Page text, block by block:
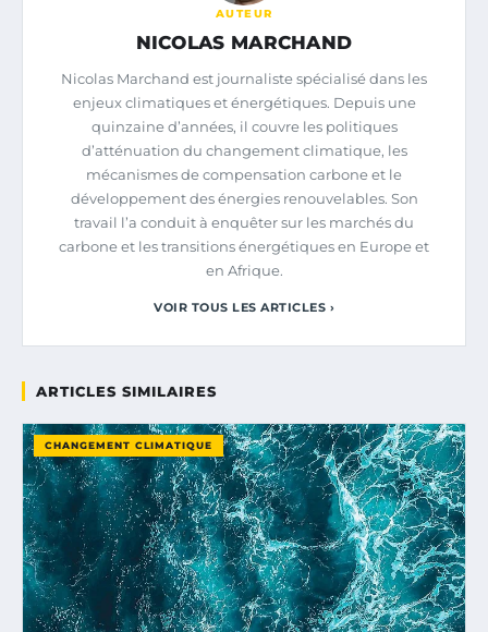
AUTEUR
NICOLAS MARCHAND
Nicolas Marchand est journaliste spécialisé dans les
enjeux climatiques et énergétiques. Depuis une
quinzaine d’années, il couvre les politiques
d’atténuation du changement climatique, les
mécanismes de compensation carbone et le
développement des énergies renouvelables. Son
travail l’a conduit à enquêter sur les marchés du
carbone et les transitions énergétiques en Europe et
en Afrique.
VOIR TOUS LES ARTICLES ›
ARTICLES SIMILAIRES
CHANGEMENT CLIMATIQUE